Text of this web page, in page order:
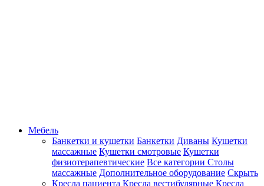
Мебель
Банкетки и кушетки Банкетки Диваны Кушетки
массажные Кушетки смотровые Кушетки
физиотерапевтические Все категории Столы
массажные Дополнительное оборудование Скрыть
Кресла пациента Кресла вестибулярные Кресла